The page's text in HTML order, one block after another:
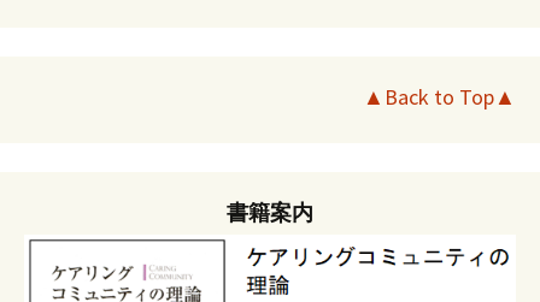
▲Back to Top▲
書籍案内